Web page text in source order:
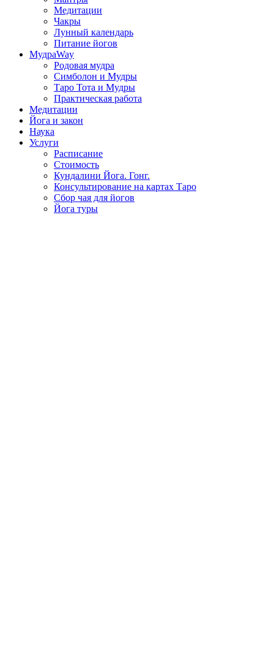
Медитации
Чакры
Лунный календарь
Питание йогов
МудраWay
Родовая мудра
Симболон и Мудры
Таро Тота и Мудры
Практическая работа
Медитации
Йога и закон
Наука
Услуги
Расписание
Стоимость
Кундалини Йога. Гонг.
Консультирование на картах Таро
Сбор чая для йогов
Йога туры